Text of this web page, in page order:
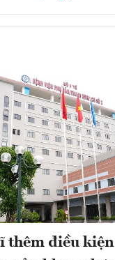
thêm điều